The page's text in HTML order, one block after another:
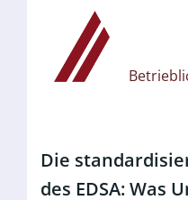
Die
des EDSA: Was